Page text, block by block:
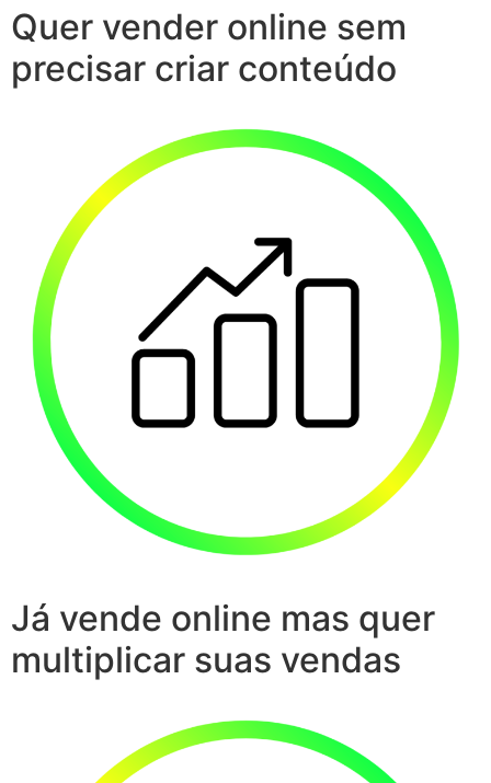
Quer vender online sem
precisar criar conteúdo
Já vende online mas quer
multiplicar suas vendas